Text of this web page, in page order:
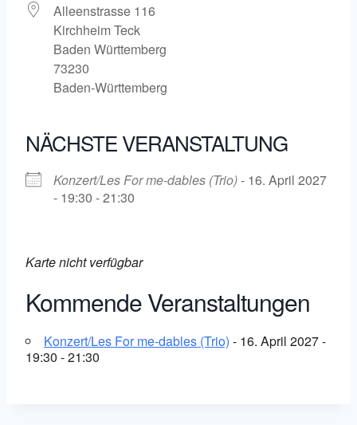
Alleenstrasse 116
Kirchheim Teck
Baden Württemberg
73230
Baden-Württemberg
NÄCHSTE VERANSTALTUNG
Konzert/Les For me-dables (Trio)- 16. April 2027
- 19:30 - 21:30
Karte nicht verfügbar
Kommende Veranstaltungen
Konzert/Les For me-dables (Trio) - 16. April 2027 -
19:30 - 21:30